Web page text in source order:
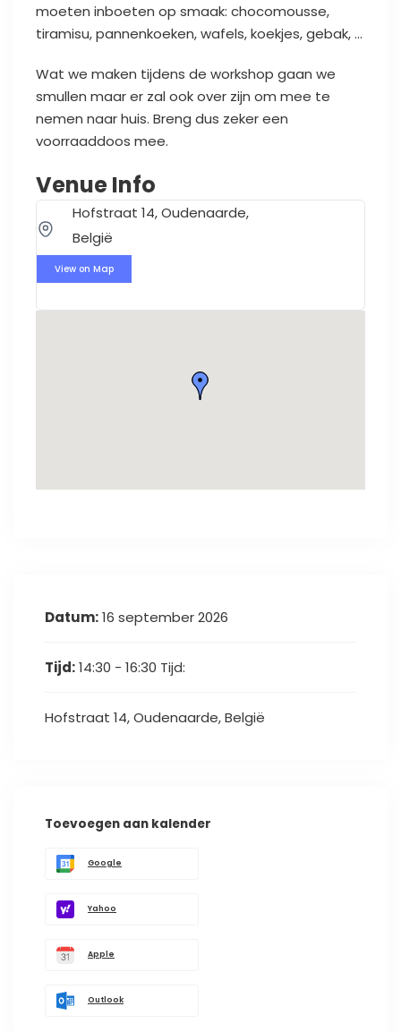
moeten inboeten op smaak: chocomousse,
tiramisu, pannenkoeken, wafels, koekjes, gebak, …
Wat we maken tijdens de workshop gaan we
smullen maar er zal ook over zijn om mee te
nemen naar huis. Breng dus zeker een
voorraaddoos mee.
Venue Info
Hofstraat 14, Oudenaarde,
België
View on Map
Datum:16 september 2026
Tijd:14:30 - 16:30 Tijd:
Hofstraat 14, Oudenaarde, België
Toevoegen aan kalender
Google
Yahoo
Apple
Outlook